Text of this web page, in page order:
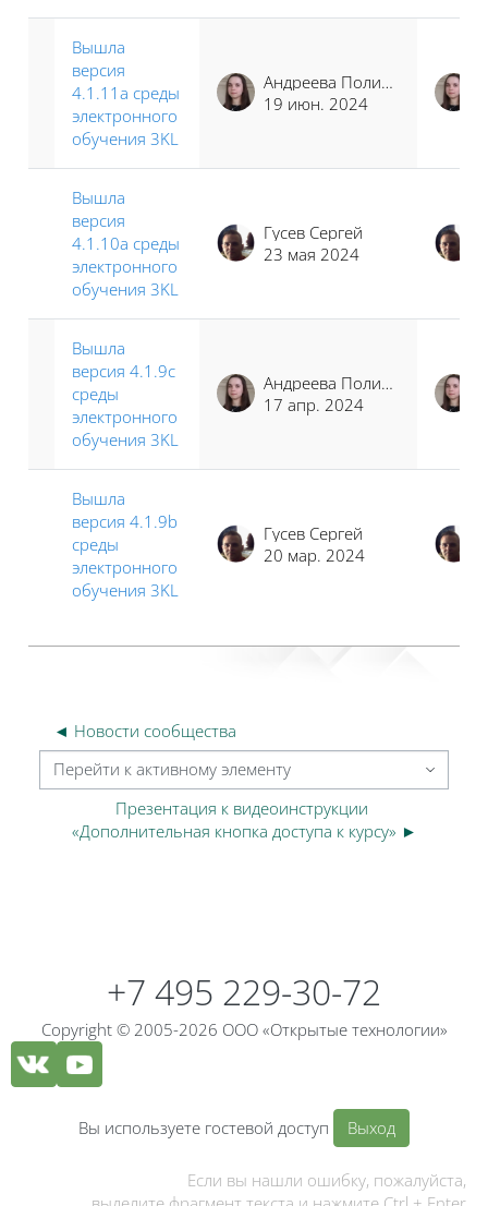
Вышла
версия
4.1.11a среды
электронного
обучения 3KL
Андреева Полина Иосифовна
19 июн. 2024
Вышла
версия
4.1.10a среды
электронного
обучения 3KL
Гусев Сергей
23 мая 2024
Вышла
версия 4.1.9c
среды
электронного
обучения 3KL
Андреева Полина Иосифовна
17 апр. 2024
Вышла
версия 4.1.9b
среды
электронного
обучения 3KL
Гусев Сергей
20 мар. 2024
◄ Новости сообщества
Перейти к активному элементу
Презентация к видеоинструкции
«Дополнительная кнопка доступа к курсу» ►
+7 495 229-30-72
Copyright © 2005-2026 ООО «Открытые технологии»
Вы используете гостевой доступ Выход
Если вы нашли ошибку, пожалуйста,